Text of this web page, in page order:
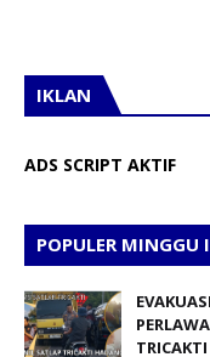
IKLAN
ADS SCRIPT AKTIF
POPULER MINGGU
TRICAKTI